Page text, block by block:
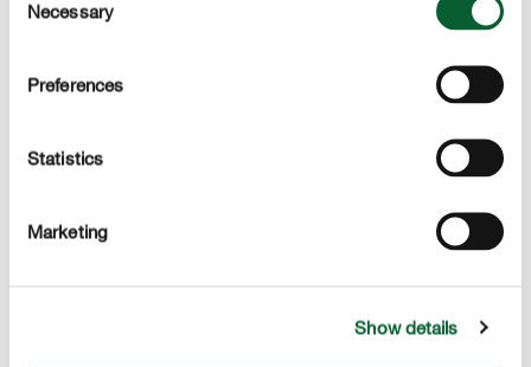
Selection
Necessary
Preferences
Statistics
Marketing
Show details
pas être trop chaud pour permettre à la levure de
Ajouter le sucre et une cuillère à café de sel, puis
Dans un grand saladier, verser environ 900 g de
farine, incorporer le mélange lait-levure et bien
travailler au batteur à main avec crochet pétrisseur.